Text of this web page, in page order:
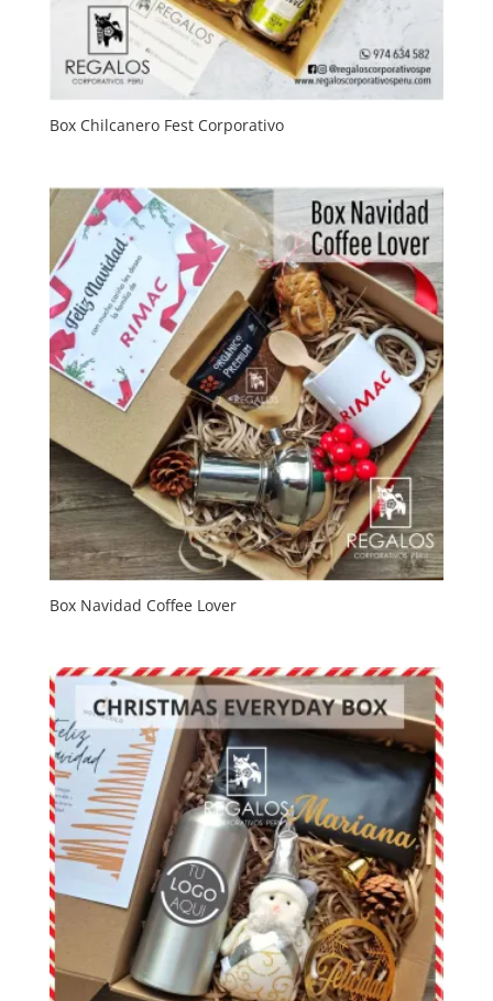
Box Chilcanero Fest Corporativo
Box Navidad Coffee Lover